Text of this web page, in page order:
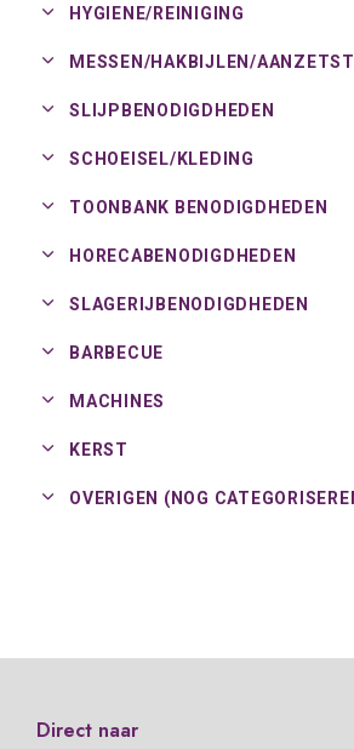
HYGIENE/ REINIGING
MESSEN/HAKBIJLEN/
SLIJPBENODIGDHEDEN
SCHOEISEL/ KLEDING
TOONBANK BENODIGDHEDEN
HORECABENODIGDHEDEN
SLAGERIJBENODIGDHEDEN
BARBECUE
MACHINES
KERST
OVERIGEN (NOG
Direct naar